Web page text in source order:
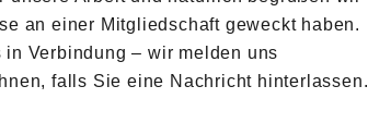
an einer Mitgliedschaft geweckt haben.
Verbindung – wir melden uns
falls Sie eine Nachricht hinterlassen.